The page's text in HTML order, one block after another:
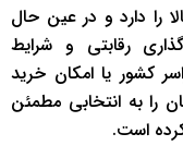
را دارد و در عین حال
رقابتی و شرایط
کشور یا امکان خرید
را به انتخابی مطمئن
است.